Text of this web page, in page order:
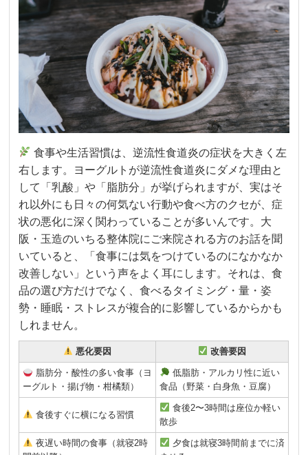
食事や生活習慣は、逆流性食道炎の症状を大きく左
右します。ヨーグルトが逆流性食道炎にダメな理由と
して「乳酸」や「脂肪分」が挙げられますが、実はそ
れ以外にも日々の何気ない行動や食べ方のクセが、症
状の悪化に深く関わっていることが多いんです。大
阪・玉造のいちる整体院にご来院される方のお話を聞
いていると、「食事には気をつけているのになかなか
改善しない」という声をよく耳にします。それは、食
品の選び方だけでなく、食べるタイミング・量・姿
勢・睡眠・ストレスが複合的に影響しているからかも
しれません。
悪化要因 改善要因
脂肪分・酸性の多い食事（ヨ
ーグルト・揚げ物・柑橘類）
低脂肪・アルカリ性に近い
食品（野菜・白身魚・豆腐）
食後すぐに横になる習慣
食後2〜3時間は座位か軽い
散歩
夜遅い時間の食事（就寝2時
夕食は就寝3時間前までに済